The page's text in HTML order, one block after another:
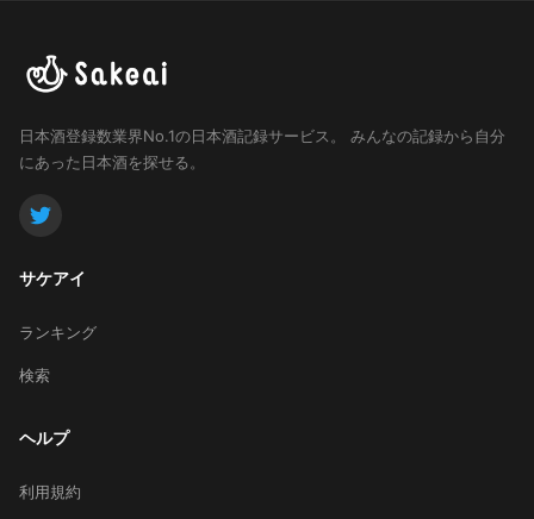
日本酒登録数業界No.1の日本酒記録サービス。
みんなの記録から自分
にあった日本酒を探せる。
サケアイ
ランキング
検索
ヘルプ
利用規約